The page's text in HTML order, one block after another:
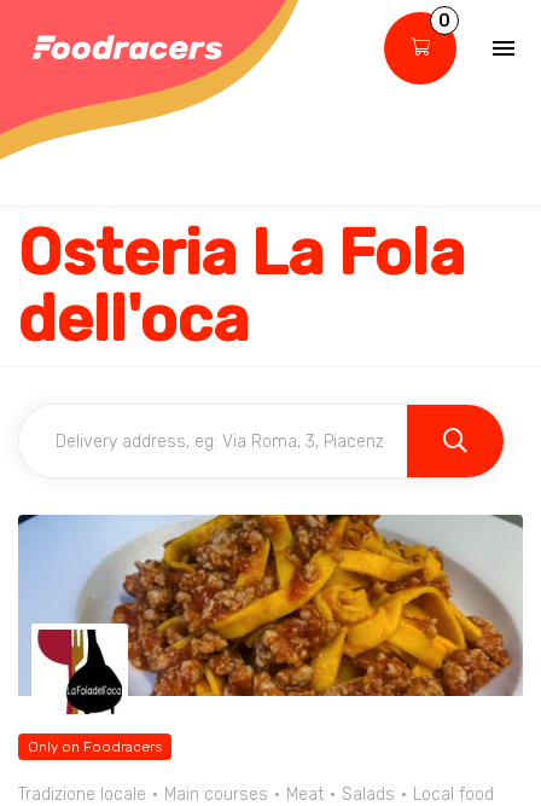
0
Osteria La Fola
dell'oca
Only on Foodracers
Tradizione locale Main courses Meat Salads Local food